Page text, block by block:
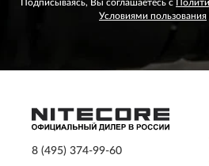
Подписываясь, Вы соглашаетесь с
Условиями пользования
8 (495) 374-99-60